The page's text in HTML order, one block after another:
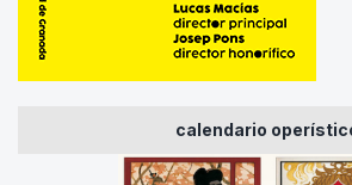
calendario